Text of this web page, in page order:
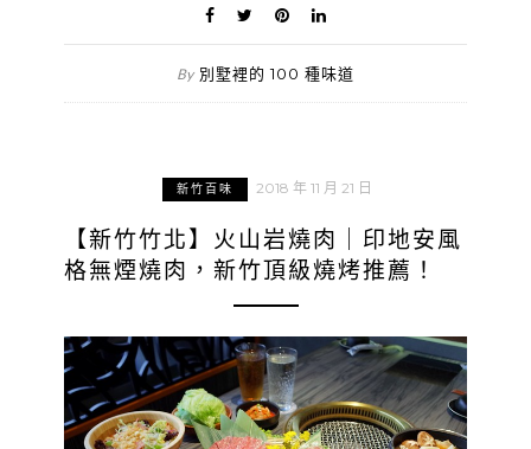
By 別墅裡的 100 種味道
新竹百味 2018 年 11 月 21 日
【新竹竹北】火山岩燒肉｜印地安風
格無煙燒肉，新竹頂級燒烤推薦！